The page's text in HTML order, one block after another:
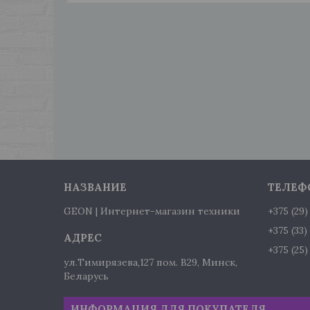
GEON | Интернет-магазин техники
ул.Тимирязева,127 пом. В29, Минск,
Беларусь
+375
+375
+375